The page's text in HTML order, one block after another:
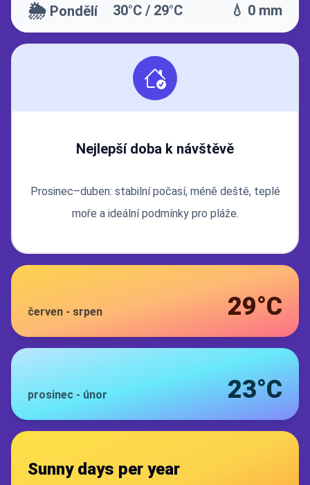
🌦️ Pondělí 30°C / 29°C 💧 0 mm
Nejlepší doba k návštěvě
Prosinec–duben: stabilní počasí, méně deště, teplé
moře a ideální podmínky pro pláže.
červen - srpen 29°C
prosinec - únor 23°C
Sunny days per year